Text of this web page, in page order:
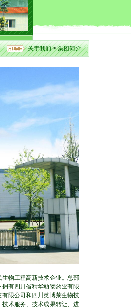
关于我们>集团简介
物工程高新技术企业。总部
有四川省精华动物药业有限
限公司和四川英博莱生物技
术服务、技术成果转让、进